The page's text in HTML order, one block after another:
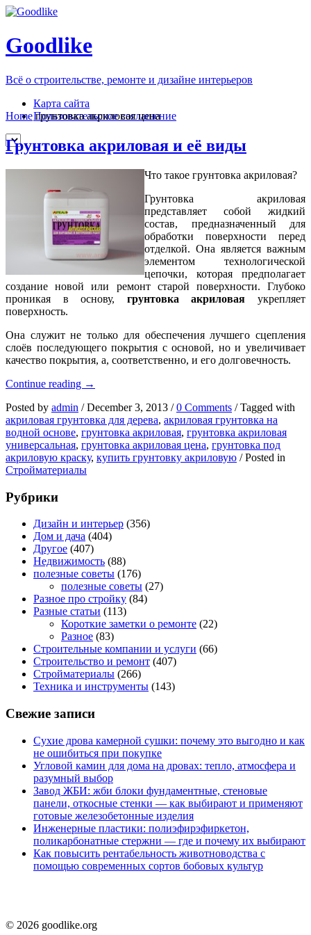
Goodlike
Всё о строительстве, ремонте и дизайне интерьеров
Карта сайта
Пользовательское соглашение
Home грунтовка акриловая цена
Грунтовка акриловая и её виды
Что такое грунтовка акриловая?
Грунтовка акриловая
представляет собой жидкий
состав, предназначенный для
обработки поверхности перед
отделкой. Она является важным
элементом технологической
цепочки, которая предполагает
создание новой или ремонт старой поверхности. Глубоко
проникая в основу, грунтовка акриловая укрепляет
поверхность.
Она служит не только для обеспечения лучшего сцепления
слоёв последующего покрытия с основой, но и увеличивает
качество покрытия, а, соответственно, и его долговечность.
Continue reading Грунтовка
и
её
виды
→
Posted by admin / December 3, 2013 / 0 Comments / Tagged with
акриловая грунтовка для дерева, акриловая грунтовка на
водной основе, грунтовка акриловая, грунтовка акриловая
универсальная, грунтовка акриловая цена, грунтовка под
акриловую краску, купить грунтовку акриловую / Posted in
Стройматериалы
Рубрики
Дизайн и интерьер (356)
Дом и дача (404)
Другое (407)
Недвижимость (88)
полезные советы (176)
полезные советы (27)
Разное про стройку (84)
Разные статьи (113)
Короткие заметки о ремонте (22)
Разное (83)
Строительные компании и услуги (66)
Строительство и ремонт (407)
Стройматериалы (266)
Техника и инструменты (143)
Свежие записи
Сухие дрова камерной сушки: почему это выгодно и как
не ошибиться при покупке
Угловой камин для дома на дровах: тепло, атмосфера и
разумный выбор
Завод ЖБИ: жби блоки фундаментные, стеновые
панели, откосные стенки — как выбирают и применяют
готовые железобетонные изделия
Инженерные пластики: полиэфирэфиркетон,
поликарбонатные стержни — где и почему их выбирают
Как повысить рентабельность животноводства с
помощью современных сортов бобовых культур
© 2026 goodlike.org